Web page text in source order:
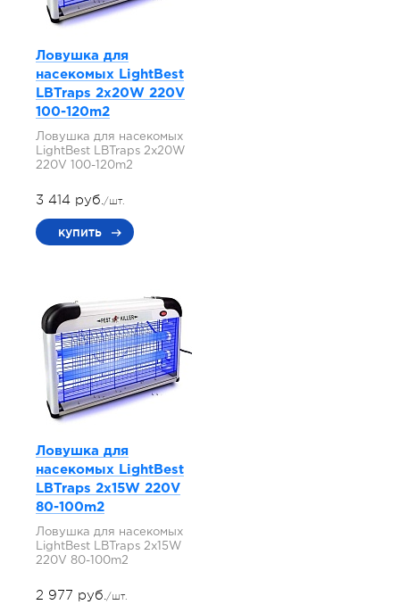
Ловушка для
насекомых LightBest
LBTraps 2x20W 220V
100-120m2
Ловушка для насекомых
LightBest LBTraps 2x20W
220V 100-120m2
3 414 руб./шт.
купить
Ловушка для
насекомых LightBest
LBTraps 2x15W 220V
80-100m2
Ловушка для насекомых
LightBest LBTraps 2x15W
220V 80-100m2
2 977 руб./шт.